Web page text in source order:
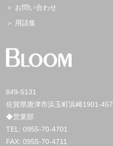
849-5131
佐賀県唐津市浜玉町浜崎1901-457
◆営業部
TEL: 0955-70-4701
FAX: 0955-70-4711
お問い合わせ
用語集